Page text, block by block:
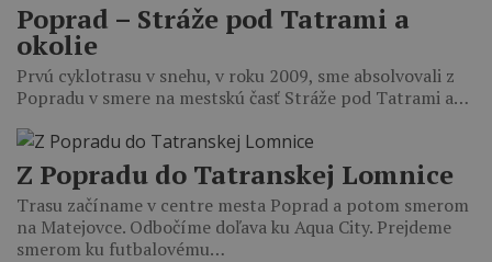
Poprad – Stráže pod Tatrami a
okolie
Prvú cyklotrasu v snehu, v roku 2009, sme absolvovali z
Popradu v smere na mestskú časť Stráže pod Tatrami a…
Z Popradu do Tatranskej Lomnice
Trasu začíname v centre mesta Poprad a potom smerom
na Matejovce. Odbočíme doľava ku Aqua City. Prejdeme
smerom ku futbalovému…